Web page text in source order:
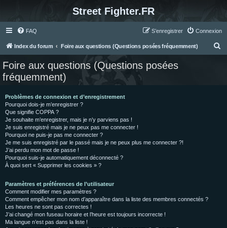
Street Fighter.FR
FAQ Connexion
S’enregistrer
Index du forum Foire aux questions (Questions posées fréquemment)
Foire aux questions (Questions posées
fréquemment)
Problèmes de connexion et d’enregistrement
Pourquoi dois-je m’enregistrer ?
Que signifie COPPA ?
Je souhaite m’enregistrer, mais je n’y parviens pas !
Je suis enregistré mais je ne peux pas me connecter !
Pourquoi ne puis-je pas me connecter ?
Je me suis enregistré par le passé mais je ne peux plus me connecter ?!
J’ai perdu mon mot de passe !
Pourquoi suis-je automatiquement déconnecté ?
À quoi sert « Supprimer les cookies » ?
Paramètres et préférences de l’utilisateur
Comment modifier mes paramètres ?
Comment empêcher mon nom d’apparaître dans la liste des membres connectés ?
Les heures ne sont pas correctes !
J’ai changé mon fuseau horaire et l’heure est toujours incorrecte !
Ma langue n’est pas dans la liste !